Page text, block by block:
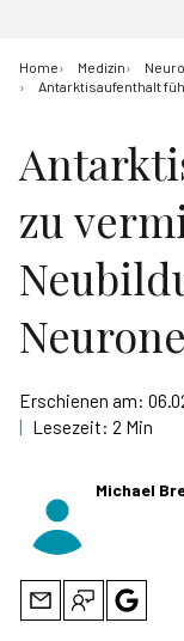
Home Medizin
Antarktisaufenthalt
zu
Erschienen am:
| Lesezeit: 2 Min
Michael